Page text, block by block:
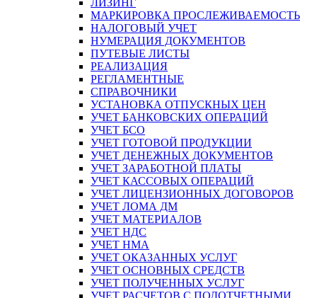
ЛИЗИНГ
МАРКИРОВКА ПРОСЛЕЖИВАЕМОСТЬ
НАЛОГОВЫЙ УЧЕТ
НУМЕРАЦИЯ ДОКУМЕНТОВ
ПУТЕВЫЕ ЛИСТЫ
РЕАЛИЗАЦИЯ
РЕГЛАМЕНТНЫЕ
СПРАВОЧНИКИ
УСТАНОВКА ОТПУСКНЫХ ЦЕН
УЧЕТ БАНКОВСКИХ ОПЕРАЦИЙ
УЧЕТ БСО
УЧЕТ ГОТОВОЙ ПРОДУКЦИИ
УЧЕТ ДЕНЕЖНЫХ ДОКУМЕНТОВ
УЧЕТ ЗАРАБОТНОЙ ПЛАТЫ
УЧЕТ КАССОВЫХ ОПЕРАЦИЙ
УЧЕТ ЛИЦЕНЗИОННЫХ ДОГОВОРОВ
УЧЕТ ЛОМА ДМ
УЧЕТ МАТЕРИАЛОВ
УЧЕТ НДС
УЧЕТ НМА
УЧЕТ ОКАЗАННЫХ УСЛУГ
УЧЕТ ОСНОВНЫХ СРЕДСТВ
УЧЕТ ПОЛУЧЕННЫХ УСЛУГ
УЧЕТ РАСЧЕТОВ С ПОДОТЧЕТНЫМИ